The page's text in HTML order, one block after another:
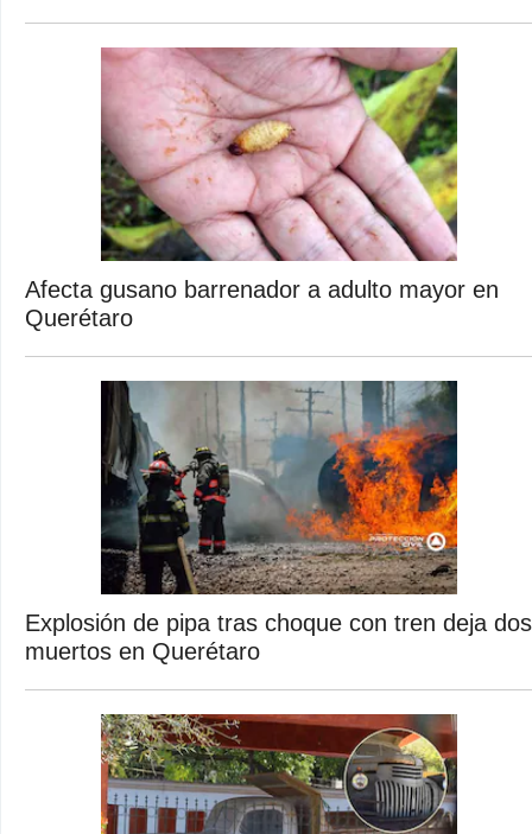
Afecta gusano barrenador a adulto mayor en
Querétaro
Explosión de pipa tras choque con tren deja dos
muertos en Querétaro